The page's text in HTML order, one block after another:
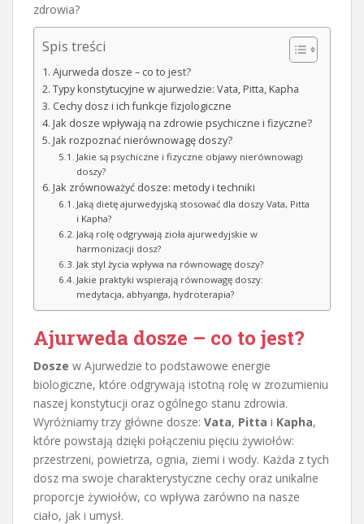
zdrowia?
Spis treści
Ajurweda dosze – co to jest?
Typy konstytucyjne w ajurwedzie: Vata, Pitta, Kapha
Cechy dosz i ich funkcje fizjologiczne
Jak dosze wpływają na zdrowie psychiczne i fizyczne?
Jak rozpoznać nierównowagę doszy?
Jakie są psychiczne i fizyczne objawy nierównowagi
doszy?
Jak zrównoważyć dosze: metody i techniki
Jaką dietę ajurwedyjską stosować dla doszy Vata, Pitta
i Kapha?
Jaką rolę odgrywają zioła ajurwedyjskie w
harmonizacji dosz?
Jak styl życia wpływa na równowagę doszy?
Jakie praktyki wspierają równowagę doszy:
medytacja, abhyanga, hydroterapia?
Ajurweda dosze – co to jest?
Dosze w Ajurwedzie to podstawowe energie
biologiczne, które odgrywają istotną rolę w zrozumieniu
naszej konstytucji oraz ogólnego stanu zdrowia.
Wyróżniamy trzy główne dosze: Vata, Pitta i Kapha,
które powstają dzięki połączeniu pięciu żywiołów:
przestrzeni, powietrza, ognia, ziemi i wody. Każda z tych
dosz ma swoje charakterystyczne cechy oraz unikalne
proporcje żywiołów, co wpływa zarówno na nasze
ciało, jak i umysł.